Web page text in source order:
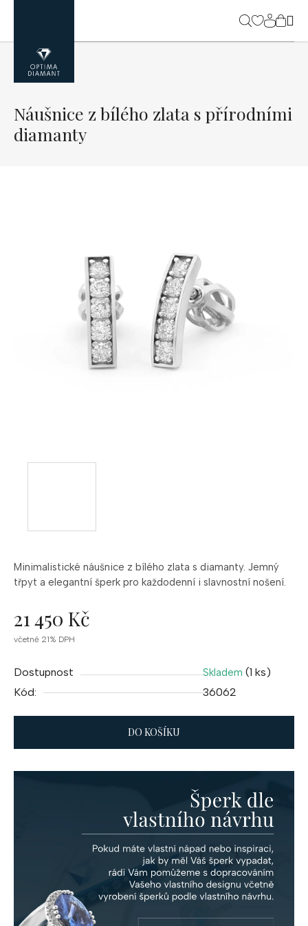
obsah
Minimalistické náušnice z bílého zlata s diamanty. Jemný
třpyt a elegantní šperk pro každodenní i slavnostní nošení.
21 450 Kč
Měrná
včetně 21% DPH
Dostupnost Skladem (1 ks)
Kód:
36062
DO KOŠÍKU
Náušnice z bílého zlata s přírodními
diamanty